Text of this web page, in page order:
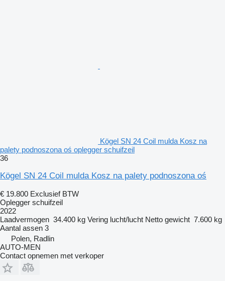
Kögel SN 24 Coil mulda Kosz na
palety podnoszona oś oplegger schuifzeil
36
Kögel SN 24 Coil mulda Kosz na palety podnoszona oś
€ 19.800 Exclusief BTW
Oplegger schuifzeil
2022
Laadvermogen 34.400 kg Vering lucht/lucht Netto gewicht 7.600 kg
Aantal assen 3
Polen, Radlin
AUTO-MEN
Contact opnemen met verkoper